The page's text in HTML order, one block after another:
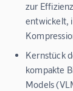
zur
entwickelt,
Kernstück
kompakte
Models